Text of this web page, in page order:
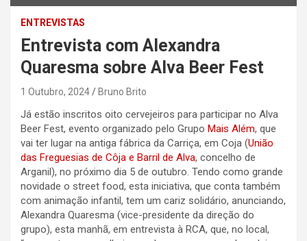
ENTREVISTAS
Entrevista com Alexandra
Quaresma sobre Alva Beer Fest
1 Outubro, 2024 Bruno Brito
Já estão inscritos oito cervejeiros para participar no Alva
Beer Fest, evento organizado pelo Grupo Mais Além, que
vai ter lugar na antiga fábrica da Carriça, em Coja (União
das Freguesias de Côja e Barril de Alva, concelho de
Arganil), no próximo dia 5 de outubro. Tendo como grande
novidade o street food, esta iniciativa, que conta também
com animação infantil, tem um cariz solidário, anunciando,
Alexandra Quaresma (vice-presidente da direção do
grupo), esta manhã, em entrevista à RCA, que, no local,